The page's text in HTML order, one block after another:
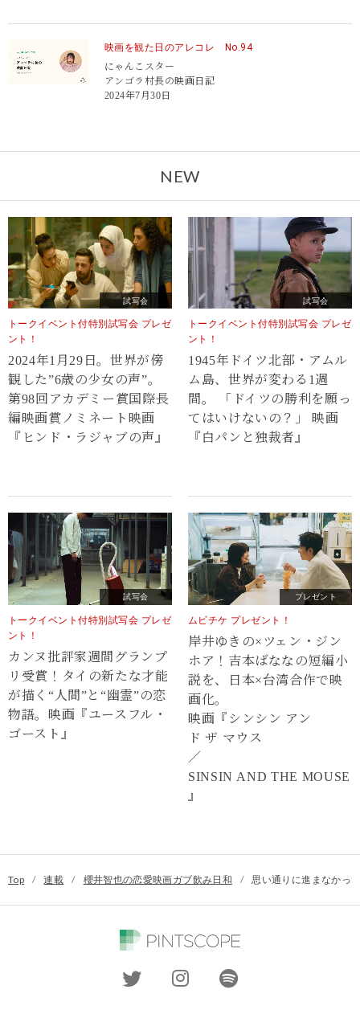
映画を観た日のアレコレ No.94
にゃんこスター
アンゴラ村長の映画日記
2024年7月30日
NEW
試写会
トークイベント付特別試写会 プレゼ
ント！
2024年1月29日。世界が傍
観した”6歳の少女の声”。
第98回アカデミー賞国際長
編映画賞ノミネート映画
『ヒンド・ラジャブの声』
試写会
トークイベント付特別試写会 プレゼ
ント！
1945年ドイツ北部・アムル
ム島、世界が変わる1週
間。 「ドイツの勝利を願っ
てはいけないの？」 映画
『白パンと独裁者』
試写会
トークイベント付特別試写会 プレゼ
ント！
カンヌ批評家週間グランプ
リ受賞！タイの新たな才能
が描く“⼈間”と“幽霊”の恋
物語。映画『ユースフル・
ゴースト』
プレゼント
ムビチケ プレゼント！
岸井ゆきの×ツェン・ジン
ホア！吉本ばななの短編小
説を、日本×台湾合作で映
画化。
映画『シンシン アン
ド ザ マウス
／
SINSIN AND THE MOUSE
』
Top / 連載 / 櫻井智也の恋愛映画ガブ飲み日和 / 思い通りに進まなかっ